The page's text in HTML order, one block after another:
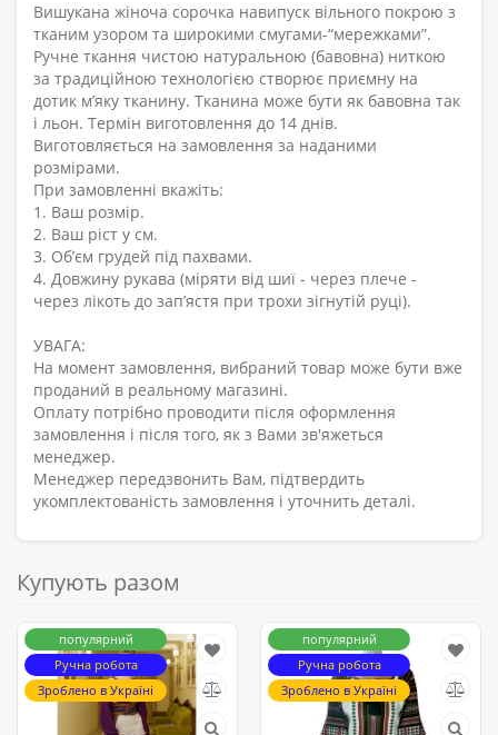
Вишукана жіноча сорочка навипуск вільного покрою з
тканим узором та широкими смугами-“мережками”.
Ручне ткання чистою натуральною (бавовна) ниткою
за традиційною технологією створює приємну на
дотик м’яку тканину. Тканина може бути як бавовна так
і льон. Термін виготовлення до 14 днів.
Виготовляється на замовлення за наданими
розмірами.
При замовленні вкажіть:
1. Ваш розмір.
2. Ваш ріст у см.
3. Об’єм грудей під пахвами.
4. Довжину рукава (міряти від шиї - через плече -
через лікоть до зап’ястя при трохи зігнутій руці).
УВАГА:
На момент замовлення, вибраний товар може бути вже
проданий в реальному магазині.
Оплату потрібно проводити після оформлення
замовлення і після того, як з Вами зв'яжеться
менеджер.
Менеджер передзвонить Вам, підтвердить
укомплектованість замовлення і уточнить деталі.
Купують разом
популярний
Ручна робота
Зроблено в Україні
популярний
Ручна робота
Зроблено в Україні